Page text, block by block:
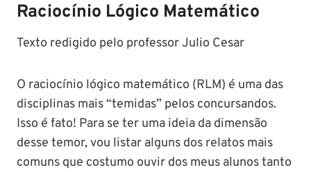
Raciocínio Lógico Matemático
Texto redigido pelo professor Julio Cesar
O raciocínio lógico matemático (RLM) é uma das
disciplinas mais “temidas” pelos concursandos.
Isso é fato! Para se ter uma ideia da dimensão
desse temor, vou listar alguns dos relatos mais
comuns que costumo ouvir dos meus alunos tanto